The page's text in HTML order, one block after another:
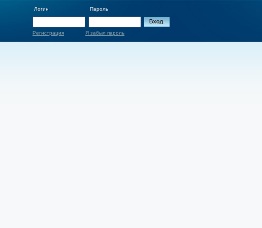
Логин Пароль
Регистрация Я забыл пароль